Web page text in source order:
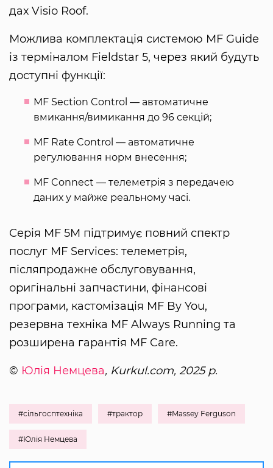
дах Visio Roof.
Можлива комплектація системою MF Guide
із терміналом Fieldstar 5, через який будуть
доступні функції:
MF Section Control — автоматичне
вмикання/вимикання до 96 секцій;
MF Rate Control — автоматичне
регулювання норм внесення;
MF Connect — телеметрія з передачею
даних у майже реальному часі.
Серія MF 5M підтримує повний спектр
послуг MF Services: телеметрія,
післяпродажне обслуговування,
оригінальні запчастини, фінансові
програми, кастомізація MF By You,
резервна техніка MF Always Running та
розширена гарантія MF Care.
© Юлія Немцева, Kurkul.com, 2025 р.
#сільгосптехніка #трактор #Massey Ferguson
#Юлія Немцева